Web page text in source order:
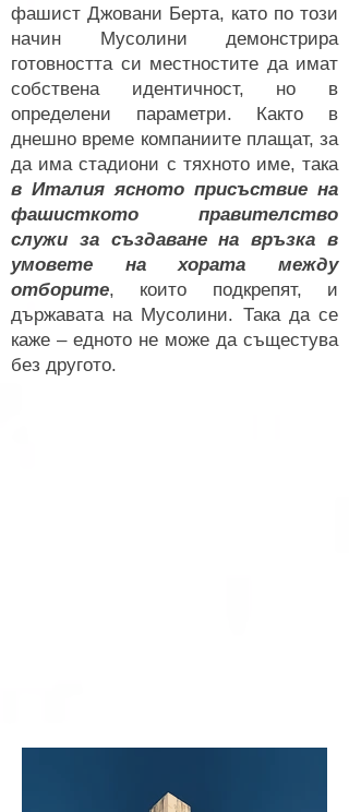
фашист Джовани Берта, като по този
начин Мусолини демонстрира
готовността си местностите да имат
собствена идентичност, но в
определени параметри. Както в
днешно време компаниите плащат, за
да има стадиони с тяхното име, така
в Италия ясното присъствие на
фашисткото правителство
служи за създаване на връзка в
умовете на хората между
отборите, които подкрепят, и
държавата на Мусолини. Така да се
каже – едното не може да същестува
без другото.